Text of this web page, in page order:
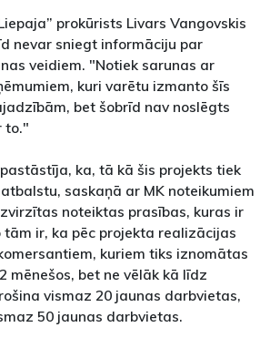
prokūrists Livars Vangovskis
nevar sniegt informāciju par
veidiem. "Notiek sarunas ar
kuri varētu izmanto šīs
bet šobrīd nav noslēgts
to."
ka, tā kā šis projekts tiek
saskaņā ar MK noteikumiem
noteiktas prasības, kuras ir
ir, ka pēc projekta realizācijas
kuriem tiks iznomātas
mēnešos, bet ne vēlāk kā līdz
vismaz 20 jaunas darbvietas,
50 jaunas darbvietas.